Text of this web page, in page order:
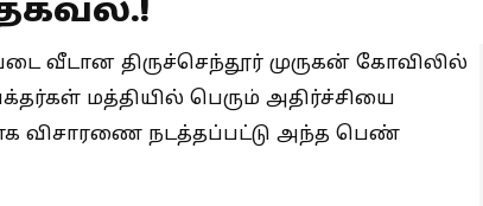
வீடான திருச்செந்தூர் முருகன் கோவிலில்
மத்தியில் பெரும் அதிர்ச்சியை
விசாரணை நடத்தப்பட்டு அந்த பெண்